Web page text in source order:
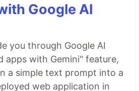
Google AI
you through Google AI
apps with Gemini" feature,
a simple text prompt into a
web application in